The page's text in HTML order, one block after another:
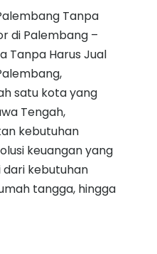
Tanpa
di Palembang –
Tanpa Harus Jual
satu kota yang
Tengah,
kebutuhan
keuangan yang
kebutuhan
tangga, hingga